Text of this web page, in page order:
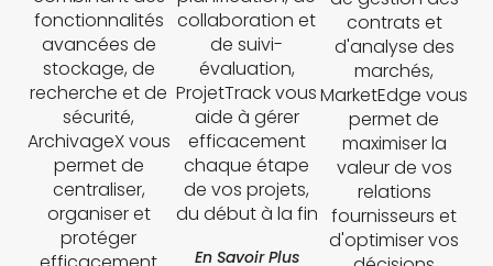
fonctionnalités
avancées de
stockage, de
recherche et de
sécurité,
ArchivageX vous
permet de
centraliser,
organiser et
protéger
collaboration et
de suivi-
évaluation,
ProjetTrack vous
aide à gérer
efficacement
chaque étape
de vos projets,
du début à la fin
En Savoir Plus
contrats et
d'analyse des
marchés,
MarketEdge vous
permet de
maximiser la
valeur de vos
relations
fournisseurs et
d'optimiser vos